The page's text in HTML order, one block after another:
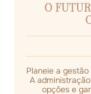
O
Planeie a
A
opções e